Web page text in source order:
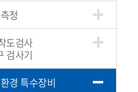
정
도검사
검사기
경 특수장비